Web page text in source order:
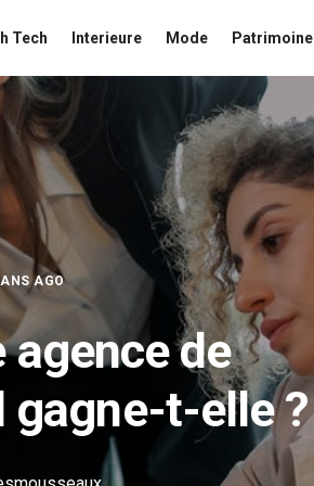
Tech Interieure Mode Patrimoine
AGO
agence de
t-elle ?